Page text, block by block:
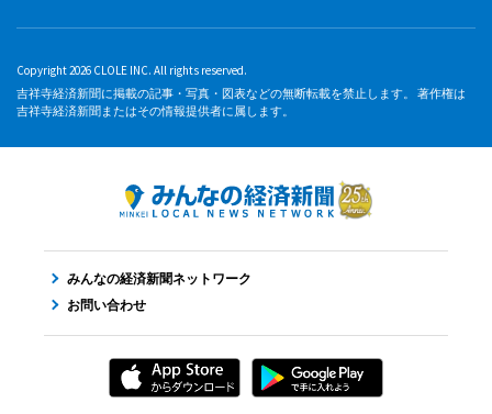
Copyright 2026 CLOLE INC. All rights reserved.
吉祥寺経済新聞に掲載の記事・写真・図表などの無断転載を禁止します。 著作権は
吉祥寺経済新聞またはその情報提供者に属します。
みんなの経済新聞ネットワーク
お問い合わせ